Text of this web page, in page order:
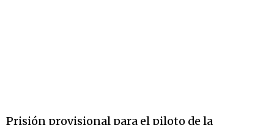
Prisión provisional para el piloto de la